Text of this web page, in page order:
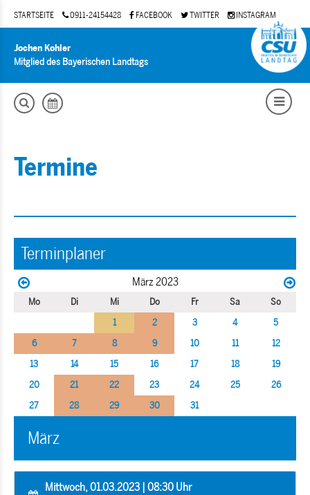
STARTSEITE 0911-24154428 FACEBOOK TWITTER INSTAGRAM
Jochen Kohler
Mitglied des Bayerischen Landtags
Termine
Terminplaner
März 2023
Mo Di Mi Do Fr Sa
So
1
2 3 4
5
6
7 8 9 10 11
12
13
14 15 16 17 18
19
20
21 22 23 24 25
26
27
28 29 30 31
März
Mittwoch, 01.03.2023 | 08:30 Uhr